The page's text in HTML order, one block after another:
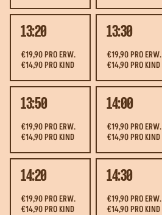
13:20
€19,90 PRO ERW.
€14,90 PRO KIND
13:30
€19,90 PRO ERW.
€14,90 PRO KIND
13:50
€19,90 PRO ERW.
€14,90 PRO KIND
14:00
€19,90 PRO ERW.
€14,90 PRO KIND
14:20
€19,90 PRO ERW.
€14,90 PRO KIND
14:30
€19,90 PRO ERW.
€14,90 PRO KIND